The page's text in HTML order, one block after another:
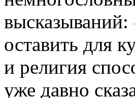
высказываний:
оставить для
и религия
уже давно